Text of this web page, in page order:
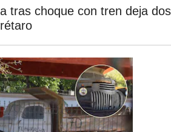
tras choque con tren deja dos